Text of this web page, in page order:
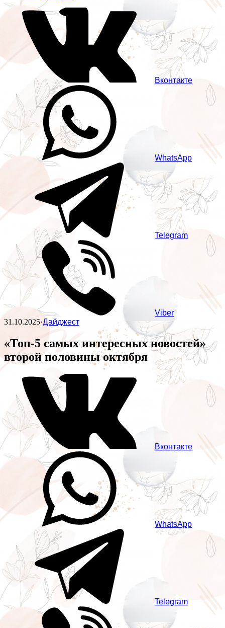
Вконтакте
WhatsApp
Telegram
Viber
31.10.2025·Дайджест
«Топ-5 самых интересных новостей»
второй половины октября
Вконтакте
WhatsApp
Telegram